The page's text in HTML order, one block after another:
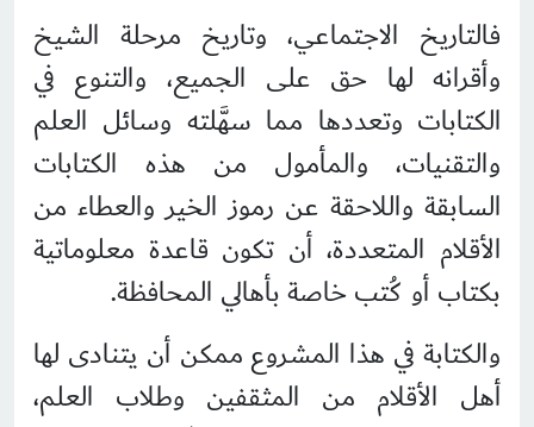
فالتاريخ الاجتماعي، وتاريخ مرحلة الشيخ
وأقرانه لها حق على الجميع، والتنوع في
الكتابات وتعددها مما سهَّلته وسائل العلم
والتقنيات، والمأمول من هذه الكتابات
السابقة واللاحقة عن رموز الخير والعطاء من
الأقلام المتعددة، أن تكون قاعدة معلوماتية
بكتاب أو كُتب خاصة بأهالي المحافظة.
والكتابة في هذا المشروع ممكن أن يتنادى لها
أهل الأقلام من المثقفين وطلاب العلم،